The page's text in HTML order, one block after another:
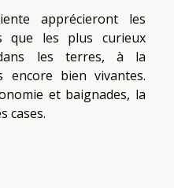
apprécieront les
que les plus curieux
les terres, à la
encore bien vivantes.
et baignades, la
cases.